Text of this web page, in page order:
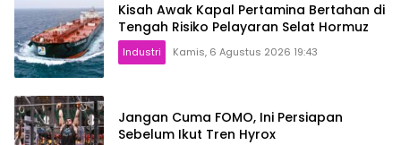
Kisah Awak Kapal Pertamina Bertahan di
Tengah Risiko Pelayaran Selat Hormuz
Industri Kamis, 6 Agustus 2026 19:43
Jangan Cuma FOMO, Ini Persiapan
Sebelum Ikut Tren Hyrox